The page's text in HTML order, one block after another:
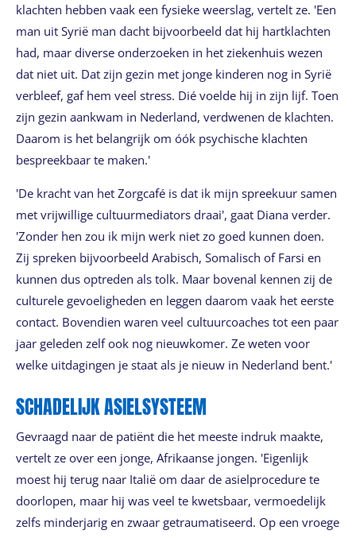
klachten hebben vaak een fysieke weerslag, vertelt ze. 'Een
man uit Syrië man dacht bijvoorbeeld dat hij hartklachten
had, maar diverse onderzoeken in het ziekenhuis wezen
dat niet uit. Dat zijn gezin met jonge kinderen nog in Syrië
verbleef, gaf hem veel stress. Dié voelde hij in zijn lijf. Toen
zijn gezin aankwam in Nederland, verdwenen de klachten.
Daarom is het belangrijk om óók psychische klachten
bespreekbaar te maken.'
'De kracht van het Zorgcafé is dat ik mijn spreekuur samen
met vrijwillige cultuurmediators draai', gaat Diana verder.
'Zonder hen zou ik mijn werk niet zo goed kunnen doen.
Zij spreken bijvoorbeeld Arabisch, Somalisch of Farsi en
kunnen dus optreden als tolk. Maar bovenal kennen zij de
culturele gevoeligheden en leggen daarom vaak het eerste
contact. Bovendien waren veel cultuurcoaches tot een paar
jaar geleden zelf ook nog nieuwkomer. Ze weten voor
welke uitdagingen je staat als je nieuw in Nederland bent.'
SCHADELIJK ASIELSYSTEEM
Gevraagd naar de patiënt die het meeste indruk maakte,
vertelt ze over een jonge, Afrikaanse jongen. 'Eigenlijk
moest hij terug naar Italië om daar de asielprocedure te
doorlopen, maar hij was veel te kwetsbaar, vermoedelijk
zelfs minderjarig en zwaar getraumatiseerd. Op een vroege